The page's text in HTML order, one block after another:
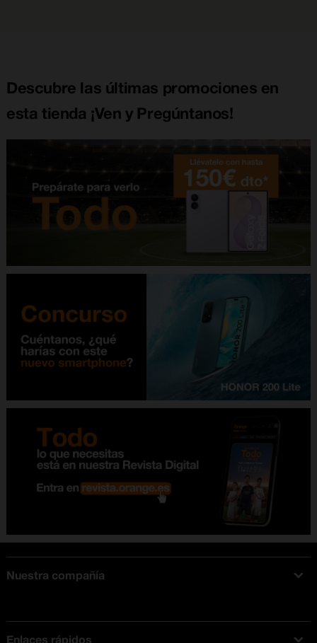
Descubre las últimas promociones en
esta tienda ¡Ven y Pregúntanos!
Nuestra compañía
Enlaces rápidos